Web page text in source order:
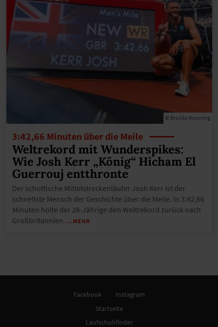
© Brooks Running
3:42,66 Minuten über die Meile
Weltrekord mit Wunderspikes:
Wie Josh Kerr „König“ Hicham El
Guerrouj entthronte
Der schottische Mittelstreckenläufer Josh Kerr ist der
schnellste Mensch der Geschichte über die Meile. In 3:42,66
Minuten holte der 28-Jährige den Weltrekord zurück nach
Großbritannien. …MEHR
Facebook
Instagram
Startseite
Laufschuhfinder